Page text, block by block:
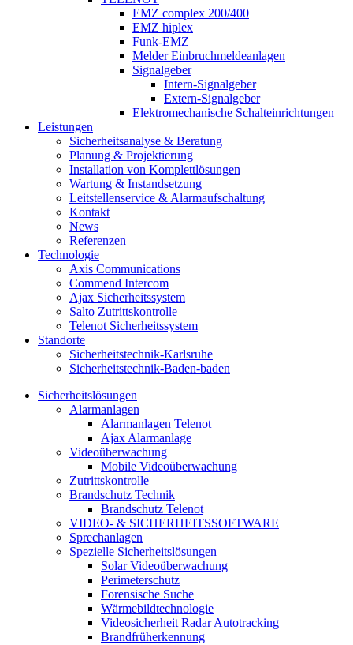
EMZ complex 200/400
EMZ hiplex
Funk-EMZ
Melder Einbruchmeldeanlagen
Signalgeber
Intern-Signalgeber
Extern-Signalgeber
Elektromechanische Schalteinrichtungen
Leistungen
Sicherheitsanalyse & Beratung
Planung & Projektierung​
Installation von Komplettlösungen
Wartung & Instandsetzung
Leitstellenservice & Alarmaufschaltung
Kontakt
News
Referenzen
Technologie
Axis Communications
Commend Intercom
Ajax Sicherheitssystem​
Salto Zutrittskontrolle
Telenot Sicherheitssystem
Standorte
Sicherheitstechnik-Karlsruhe
Sicherheitstechnik-Baden-baden
Sicherheitslösungen
Alarmanlagen
Alarmanlagen Telenot
Ajax Alarmanlage
Videoüberwachung
Mobile Videoüberwachung
Zutrittskontrolle
Brandschutz Technik
Brandschutz Telenot
VIDEO- & SICHERHEITSSOFTWARE
Sprechanlagen
Spezielle Sicherheitslösungen
Solar Videoüberwachung
Perimeterschutz
Forensische Suche
Wärmebildtechnologie
Videosicherheit Radar Autotracking​
Brandfrüherkennung